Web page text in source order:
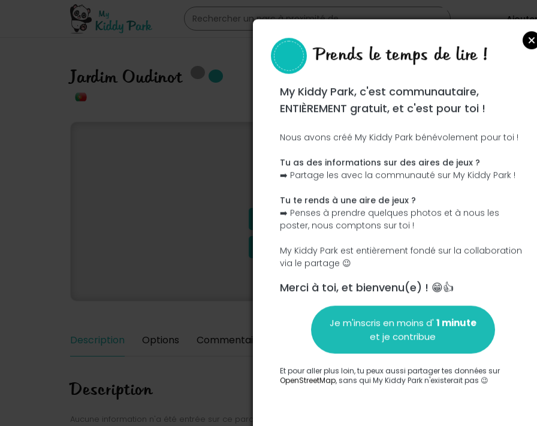
Jardim Oudinot
Ce parc n'a pas encore été visité ! À toi de jouer !
J'ajoute le nom J'ajoute des photos
J'ajoute une description J'ajoute les équipements
Description Options Commentaires Ajouter un commentaire
Description
Aucune information n'a été entrée sur ce parc.
Prends le temps de lire !
My Kiddy Park, c'est communautaire,
ENTIÈREMENT gratuit, et c'est pour toi !
Nous avons créé My Kiddy Park bénévolement pour toi !
Tu as des informations sur des aires de jeux ?
➡️ Partage les avec la communauté sur My Kiddy Park !
Tu te rends à une aire de jeux ?
➡️ Penses à prendre quelques photos et à nous les
poster, nous comptons sur toi !
My Kiddy Park est entièrement fondé sur la collaboration
via le partage 😉
Merci à toi, et bienvenu(e) ! 😁👍
Je m'inscris en moins d'1 minute
et je contribue
Et pour aller plus loin, tu peux aussi partager tes données sur
OpenStreetMap, sans qui My Kiddy Park n'existerait pas 😉